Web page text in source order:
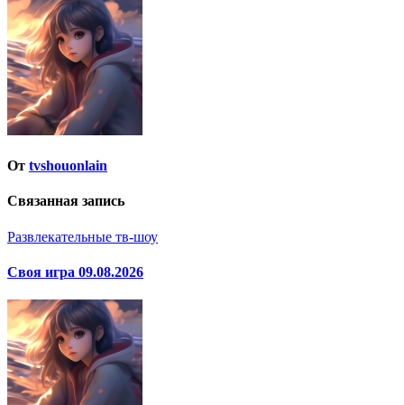
записям
От tvshouonlain
Связанная запись
Развлекательные тв-шоу
Своя игра 09.08.2026